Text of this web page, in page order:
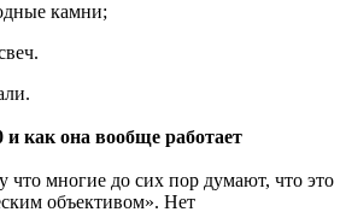
камни;
и как она вообще работает
что многие до сих пор думают, что это
объективом». Нет